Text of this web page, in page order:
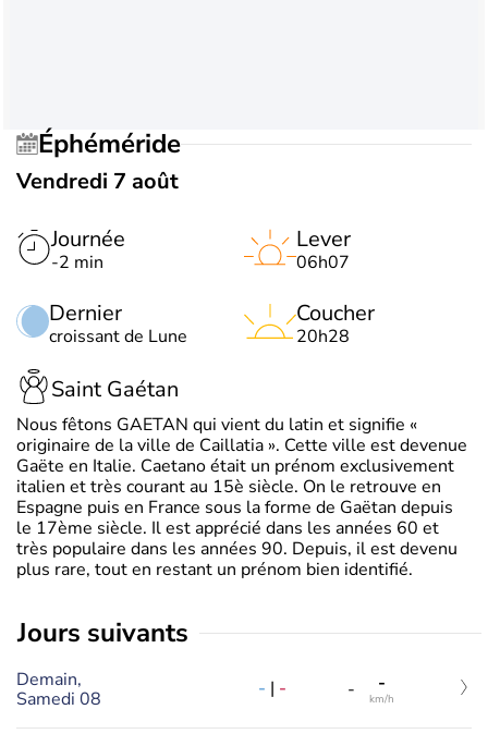
Éphéméride
Vendredi 7 août
Journée
-2 min
Dernier
croissant de Lune
Lever
06h07
Coucher
20h28
Saint Gaétan
Nous fêtons GAETAN qui vient du latin et signifie «
originaire de la ville de Caillatia ». Cette ville est devenue
Gaëte en Italie. Caetano était un prénom exclusivement
italien et très courant au 15è siècle. On le retrouve en
Espagne puis en France sous la forme de Gaëtan depuis
le 17ème siècle. Il est apprécié dans les années 60 et
très populaire dans les années 90. Depuis, il est devenu
plus rare, tout en restant un prénom bien identifié.
jours suivants
Demain,
Samedi 08
- | - - -
km/h